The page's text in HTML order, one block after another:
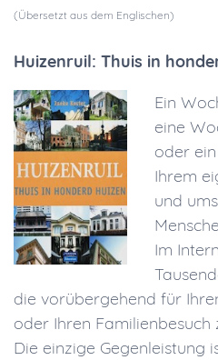
(Übersetzt aus dem Englischen)
Huizenruil: Thuis in
Ein
eine
oder
Ihrem
und
Im
die vorübergehend für
oder Ihren Familienbesuch
Die einzige Gegenleistung